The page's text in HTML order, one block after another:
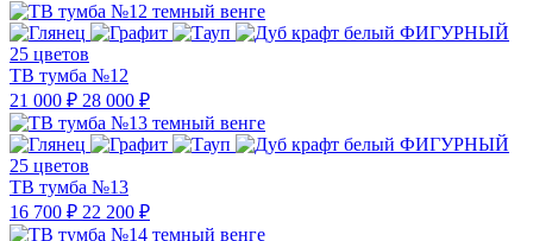
25 цветов
ТВ тумба №12
21 000 ₽ 28 000 ₽
25 цветов
ТВ тумба №13
16 700 ₽ 22 200 ₽